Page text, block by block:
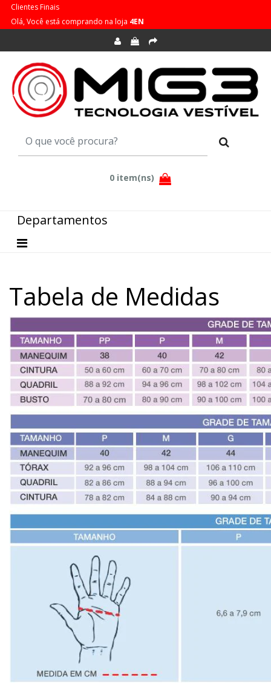
Clientes Finais
Olá, Você está comprando na loja 4EN
Departamentos
Tabela de Medidas